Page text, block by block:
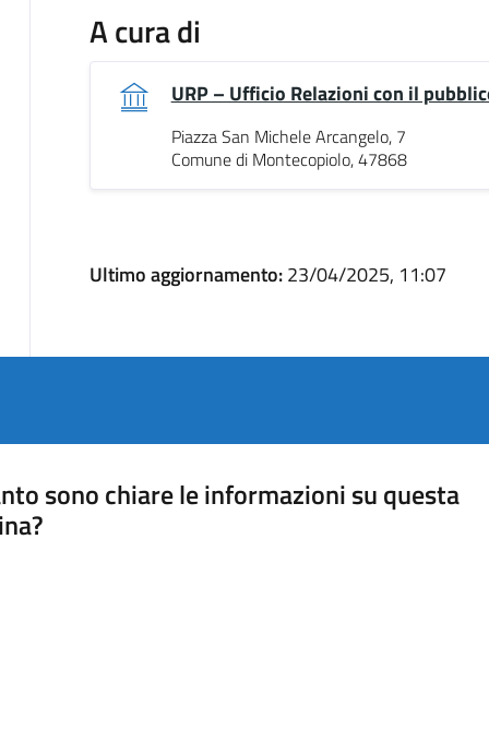
A cura di
URP – Ufficio Relazioni con il
Piazza San Michele Arcangelo, 7
Comune di Montecopiolo, 47868
Ultimo aggiornamento:23/04/2025, 11:07
sono chiare le informazioni su questa